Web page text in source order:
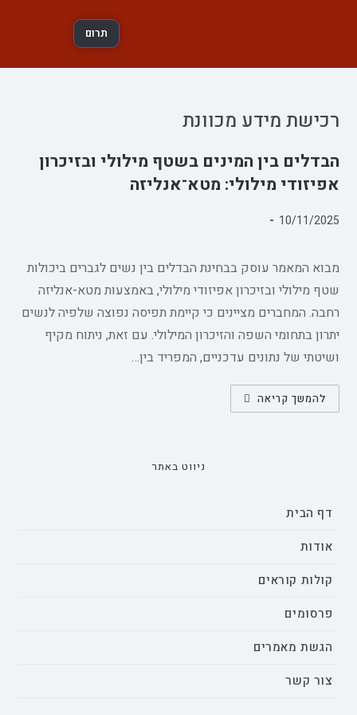
תרום
רכישת מידע מכוונת
הבדלים בין המינים בשטף מילולי ובזיכרון
אפיזודי מילולי: מטא־אנליזה
פורסם:
10/11/2025
מבוא המאמר עוסק בבחינת הבדלים בין נשים לגברים ביכולות
שטף מילולי ובזיכרון אפיזודי מילולי, באמצעות מטא-אנליזה
רחבה. המחברים מציינים כי קיימת תפיסה נפוצה שלפיה לנשים
יתרון בתחומי השפה והזיכרון המילולי. עם זאת, ניתוח מקיף
ושיטתי של נתונים עדכניים, המפריד בין…
להמשך קריאההבדלים
בין
ניווט באתר
דף הבית
אודות
קולות קוראים
פרסומים
הגשת מאמרים
צור קשר